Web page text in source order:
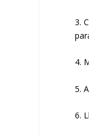
3.
4.
5.
6.